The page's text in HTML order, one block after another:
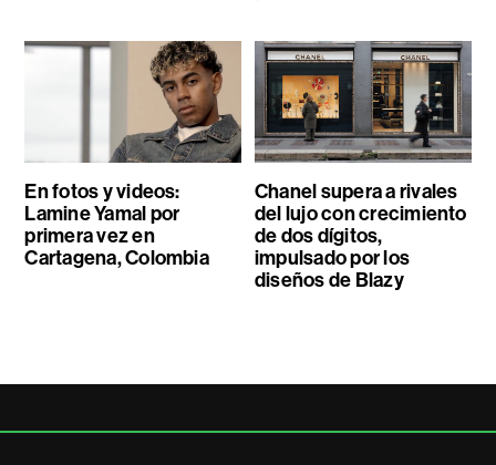
En fotos y videos:
Lamine Yamal por
primera vez en
Cartagena, Colombia
Chanel supera a rivales
del lujo con crecimiento
de dos dígitos,
impulsado por los
diseños de Blazy